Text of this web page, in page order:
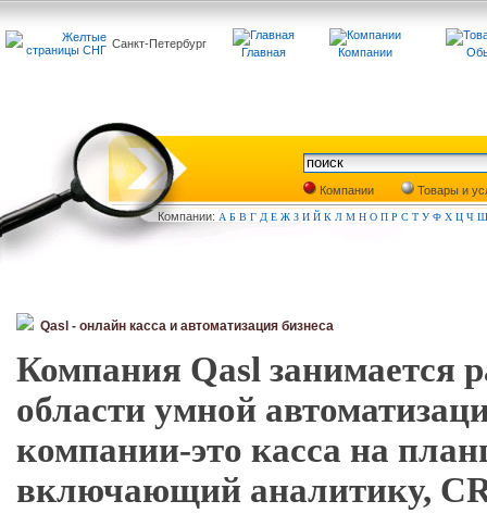
Санкт-Петербург
Главная Компании
Компании
Товары и
Компании: А Б В Г Д Е Ж З И Й К Л М Н О П Р С Т У Ф Х Ц Ч Ш
Qasl - онлайн касса и автоматизация бизнеса
Компания Qasl занимается
области умной
компании-это касса на
включающий аналитику,